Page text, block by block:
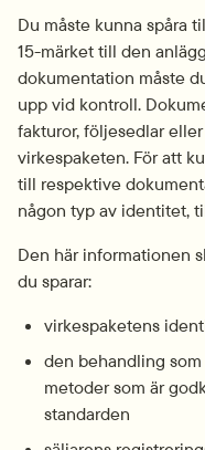
Du måste kunna spåra
15-märket till den
dokumentation måste
upp vid kontroll.
fakturor, följesedlar
virkespaketen. För att
till respektive
någon typ av identitet,
Den här informationen
du sparar:
virkespaketens
den behandling
metoder som är
standarden